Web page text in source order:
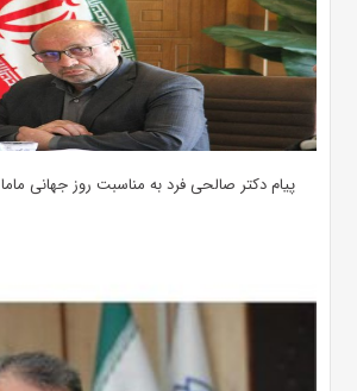
پیام دکتر صالحی فرد به مناسبت روز جهانی ماما